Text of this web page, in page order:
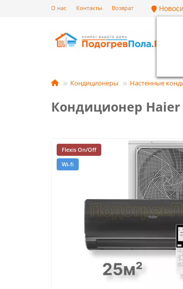
О нас Контакты Возврат
Кондиционеры Настенные
Кондиционер Haier
Flexis On/Off
Wi-fi